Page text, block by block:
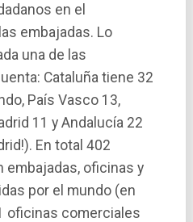
en el
embajadas. Lo
una de las
Cataluña tiene 32
Paí­s Vasco 13,
11 y Andalucí­a 22
En total 402
embajadas, oficinas y
por el mundo (en
oficinas comerciales